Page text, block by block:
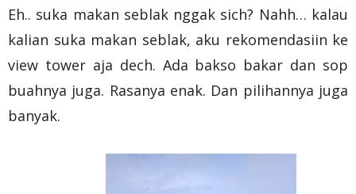
Eh.. suka makan seblak nggak sich? Nahh… kalau
kalian suka makan seblak, aku rekomendasiin ke
view tower aja dech. Ada bakso bakar dan sop
buahnya juga. Rasanya enak. Dan pilihannya juga
banyak.